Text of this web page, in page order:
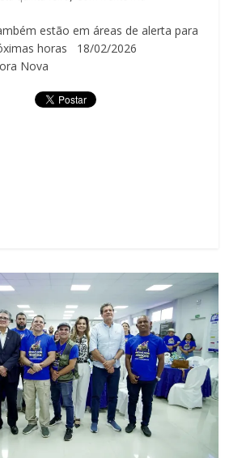
estão em áreas de alerta para
horas 18/02/2026
Nova